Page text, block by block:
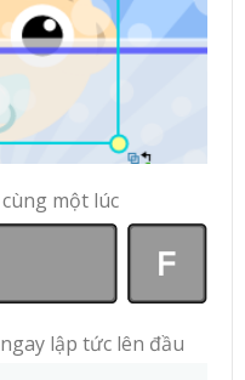
cùng một lúc
lập tức lên đầu